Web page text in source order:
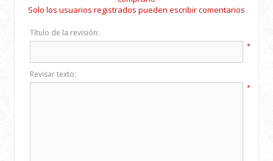
Solo los usuarios registrados pueden escribir comentarios
Título de la revisión:
*
Revisar texto:
*